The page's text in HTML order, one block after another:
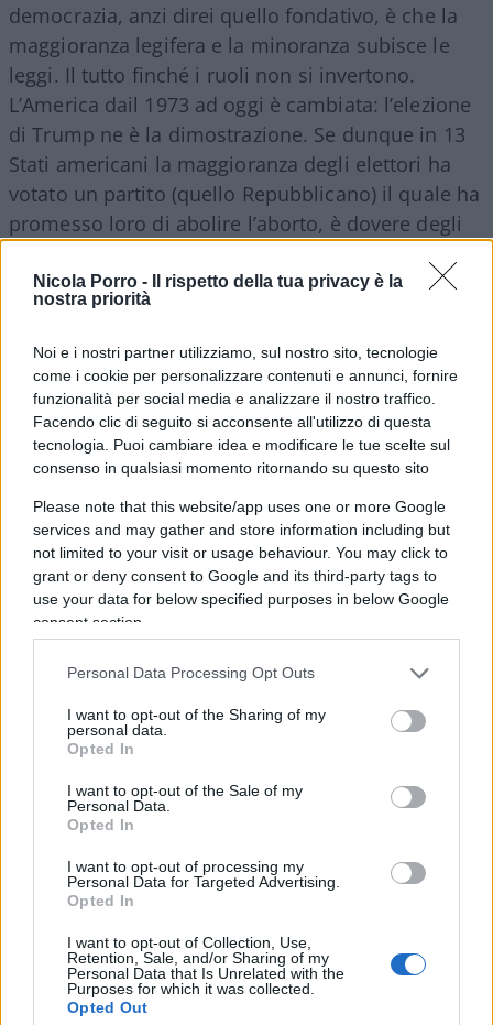
Nicola Porro -
Il rispetto della tua privacy è la
nostra priorità
Noi e i nostri partner utilizziamo, sul nostro sito, tecnologie
come i cookie per personalizzare contenuti e annunci, fornire
funzionalità per social media e analizzare il nostro traffico.
Facendo clic di seguito si acconsente all'utilizzo di questa
tecnologia. Puoi cambiare idea e modificare le tue scelte sul
consenso in qualsiasi momento ritornando su questo sito
Please note that this website/app uses one or more Google
services and may gather and store information including but
not limited to your visit or usage behaviour. You may click to
grant or deny consent to Google and its third-party tags to
use your data for below specified purposes in below Google
consent section.
Personal Data Processing Opt Outs
I want to opt-out of the Sharing of my
personal data.
Opted In
I want to opt-out of the Sale of my
Personal Data.
Opted In
I want to opt-out of processing my
Personal Data for Targeted Advertising.
Opted In
I want to opt-out of Collection, Use,
Retention, Sale, and/or Sharing of my
Personal Data that Is Unrelated with the
Purposes for which it was collected.
Opted Out
democrazia, anzi direi quello fondativo, è che la
maggioranza legifera e la minoranza subisce le
leggi. Il tutto finché i ruoli non si invertono.
L’America dail 1973 ad oggi è cambiata: l’elezione
di Trump ne è la dimostrazione. Se dunque in 13
Stati americani la maggioranza degli elettori ha
votato un partito (quello Repubblicano) il quale ha
promesso loro di abolire l’aborto, è dovere degli
tratta del banale rispetto del mandato elettorale. E
poco importa se la legge piace o non piace ai
giornali, ai grandi media, agli intellettuali e ai vip:
il popolo vota, il parlamento legifera. Fine.
Secondo punto: potreste dire che l’aborto
dovrebbeessere un diritto costituzionale. Va bene.
Allora andatevi ad aprire la “Costituzione più bella
del mondo” (ciao core), ovvero quella italiana. Fate
una ricerca per parole. Trovate per caso i “aborto”,
“interruzione di gravidanza” o simili? No. Anzi: la
nostra Carta, all’articolo 31, “protegge la
maternità, l’infanzia e la gioventù”. Qualcuno s’è
forse scandalizzato che non vi sia un diritto
costituzionale all’aborto? No, ovviamente. Esiste
una legge, la 194, che lo regolamenta: è stata
votata da un parlamento, sigillata da un
referendum e dunque va rispettata. Allo stesso
modo, una legge determinerà nei vari Stati
York, a maggioranza democratica, si continuerà ad
abortire; in Texas, a maggioranza repubblicana,
magari no. Nulla di strano: è la democrazia.